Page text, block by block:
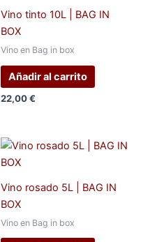
Vino tinto 10L | BAG IN
BOX
Vino en Bag in box
Añadir al carrito
22,00€
Vino rosado 5L | BAG IN
BOX
Vino en Bag in box